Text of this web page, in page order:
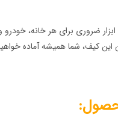
ضروری برای هر خانه،
کیف، شما همیشه آماده